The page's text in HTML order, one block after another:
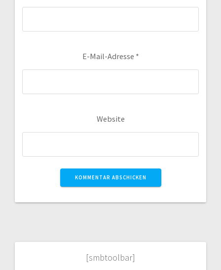
E-Mail-Adresse *
Website
[smbtoolbar]